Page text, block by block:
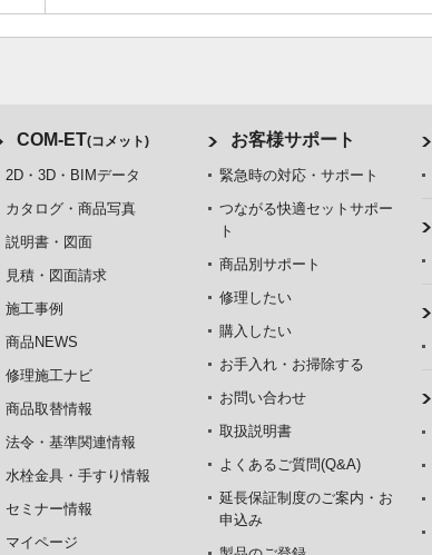
COM-ET(コメット)
2D・3D・BIMデータ
カタログ・商品写真
説明書・図面
見積・図面請求
施工事例
商品NEWS
修理施工ナビ
商品取替情報
法令・基準関連情報
水栓金具・手すり情報
セミナー情報
マイページ
お客様サポート
緊急時の対応・サポート
つながる快適セットサポー
ト
商品別サポート
修理したい
購入したい
お手入れ・お掃除する
お問い合わせ
取扱説明書
よくあるご質問(Q&A)
延長保証制度のご案内・お
申込み